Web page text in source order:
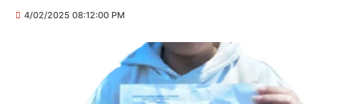
4/02/2025 08:12:00 PM